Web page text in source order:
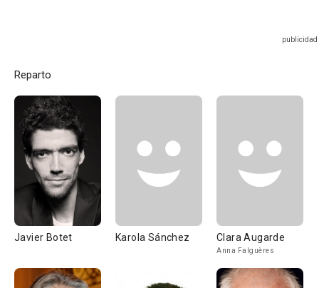
Reparto
Javier Botet Karola Sánchez Clara Augarde
Anna Falguères